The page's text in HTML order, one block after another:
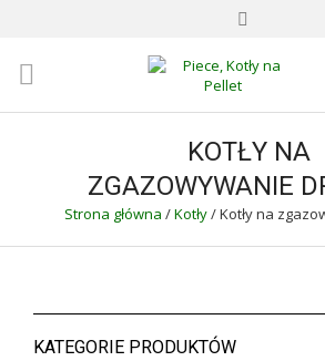
KOTŁY NA
ZGAZOWYWANIE
Strona główna /Kotły/Kotły na
KATEGORIE PRODUKTÓW